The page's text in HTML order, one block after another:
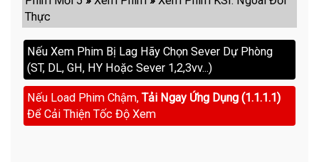
Thực
Nếu Xem Phim Bị Lag Hãy Chọn Sever Dự Phòng
(ST, DL, GH, HY Hoặc Sever 1,2,3vv...)
Nếu Load Phim Chậm, Tải Ngay Ứng Dụng (1.1.1.1)
Để Cải Thiện Tốc Độ Xem